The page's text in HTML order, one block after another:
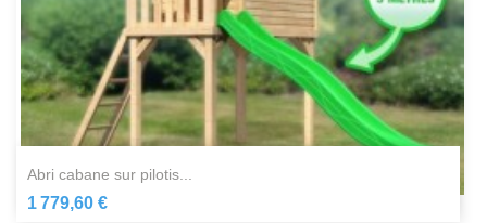
abri cabane sur pilotis...
1 779,60 €